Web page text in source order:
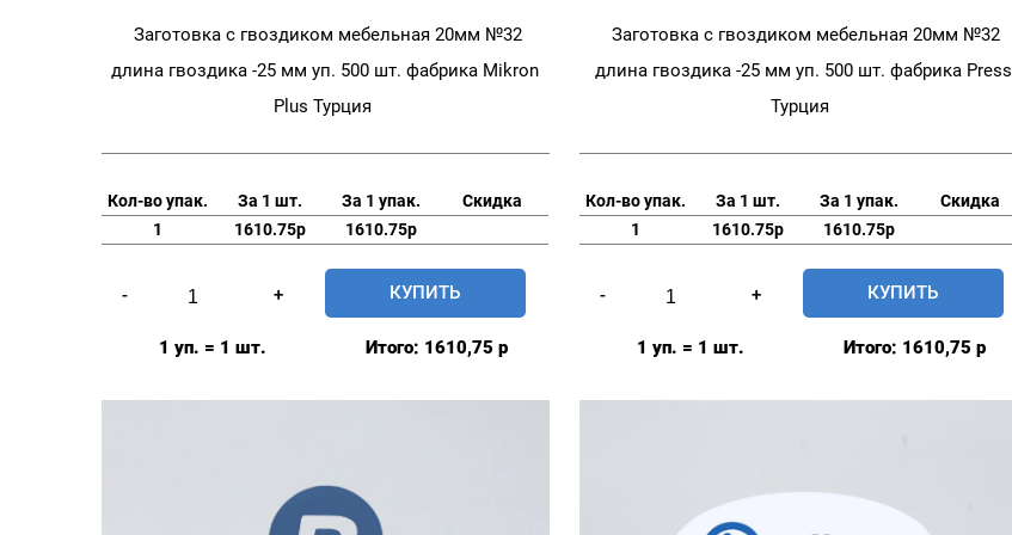
Заготовка с гвоздиком мебельная 20мм №32
длина гвоздика -25 мм уп. 500 шт. фабрика Mikron
Plus Турция
Кол-во упак. За 1 шт. За 1 упак.
Скидка
1
1610.75р 1610.75р
-
товара
Заготовка
гвоздиком
+ КУПИТЬ
1 уп. = 1 шт. Итого: 1610,75 р
Заготовка с гвоздиком мебельная 20мм №32
длина гвоздика -25 мм уп. 500 шт. фабрика Press
Турция
Кол-во упак. За 1 шт. За 1 упак.
Скидка
1
1610.75р 1610.75р
-
товара
Заготовка
гвоздиком
+ КУПИТЬ
1 уп. = 1 шт. Итого: 1610,75 р